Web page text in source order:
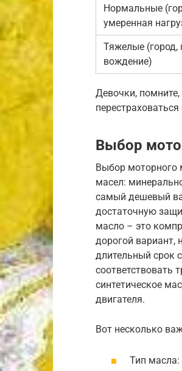
Нормальные
умеренная
Тяжелые (город,
вождение)
Девочки,
Выбор
Выбор моторного
масел:
самый дешевый
достаточную
масло – это
дорогой вариант,
длительный срок
соответствовать
синтетическое
двигателя.
Вот несколько
Тип масла: